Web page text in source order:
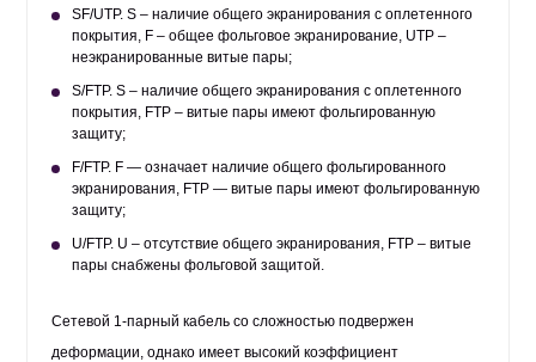
SF/UTP. S – наличие общего экранирования с оплетенного
покрытия, F – общее фольговое экранирование, UTP –
неэкранированные витые пары;
S/FTP. S – наличие общего экранирования с оплетенного
покрытия, FTP – витые пары имеют фольгированную
защиту;
F/FTP. F — означает наличие общего фольгированного
экранирования, FTP — витые пары имеют фольгированную
защиту;
U/FTP. U – отсутствие общего экранирования, FTP – витые
пары снабжены фольговой защитой.
Сетевой 1-парный кабель со сложностью подвержен
деформации, однако имеет высокий коэффициент